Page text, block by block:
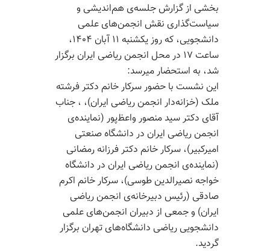
بخشی از گزارش جلسه‌ی هم‌اندیشی و
سیاست‌گذاری نقش انجمن‌های علمی
دانشجویی، که روز یکشنبه ۱۱ آبان ۱۴۰۴،
ساعت ۱۷ در محل انجمن ریاضی ایران برگزار
شد، به استحضار میرسد:
این نشست با حضور سرکار خانم دکتر فرشته
ملک (خزانه‌دار انجمن ریاضی ایران)، ، جناب
آقای دکتر سید منصور واعظ‌پور (نماینده‌ی
انجمن ریاضی ایران در دانشگاه صنعتی
امیرکبیر)، سرکار خانم دکتر فرزانه رمضانی
(نماینده‌ی انجمن ریاضی ایران در دانشگاه
خواجه نصیرالدین طوسی)، سرکار خانم اکرم
صادقی (رئیس دبیرخانه‌ی انجمن ریاضی
ایران) و جمعی از دبیران انجمن‌های علمی
دانشجویی ریاضی دانشگاه‌های تهران برگزار
گردید.